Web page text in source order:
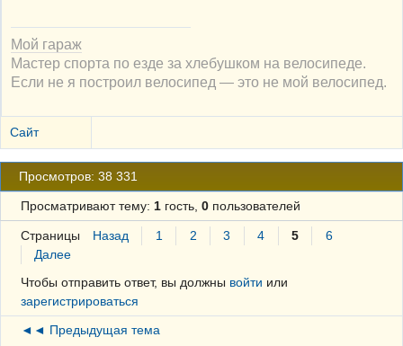
Мой гараж
Мастер спорта по езде за хлебушком на велосипеде.
Если не я построил велосипед — это не мой велосипед.
Сайт
Просмотров: 38 331
Просматривают тему: 1гость, 0пользователей
Страницы Назад 1 2 3 4 5
6
Далее
Чтобы отправить ответ, вы должны войти или
зарегистрироваться
◄◄ Предыдущая тема